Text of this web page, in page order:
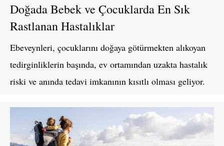
Doğada Bebek ve Çocuklarda En Sık
Rastlanan Hastalıklar
Ebeveynleri, çocuklarını doğaya götürmekten alıkoyan
tedirginliklerin başında, ev ortamından uzakta hastalık
riski ve anında tedavi imkanının kısıtlı olması geliyor.